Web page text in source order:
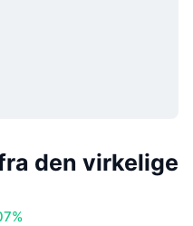
den virkelige